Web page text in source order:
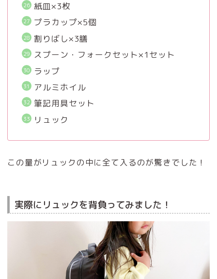
紙皿×3枚
プラカップ×5個
割りばし×3膳
スプーン・フォークセット×1セット
ラップ
アルミホイル
筆記用具セット
リュック
この量がリュックの中に全て入るのが驚きでした！
実際にリュックを背負ってみました！